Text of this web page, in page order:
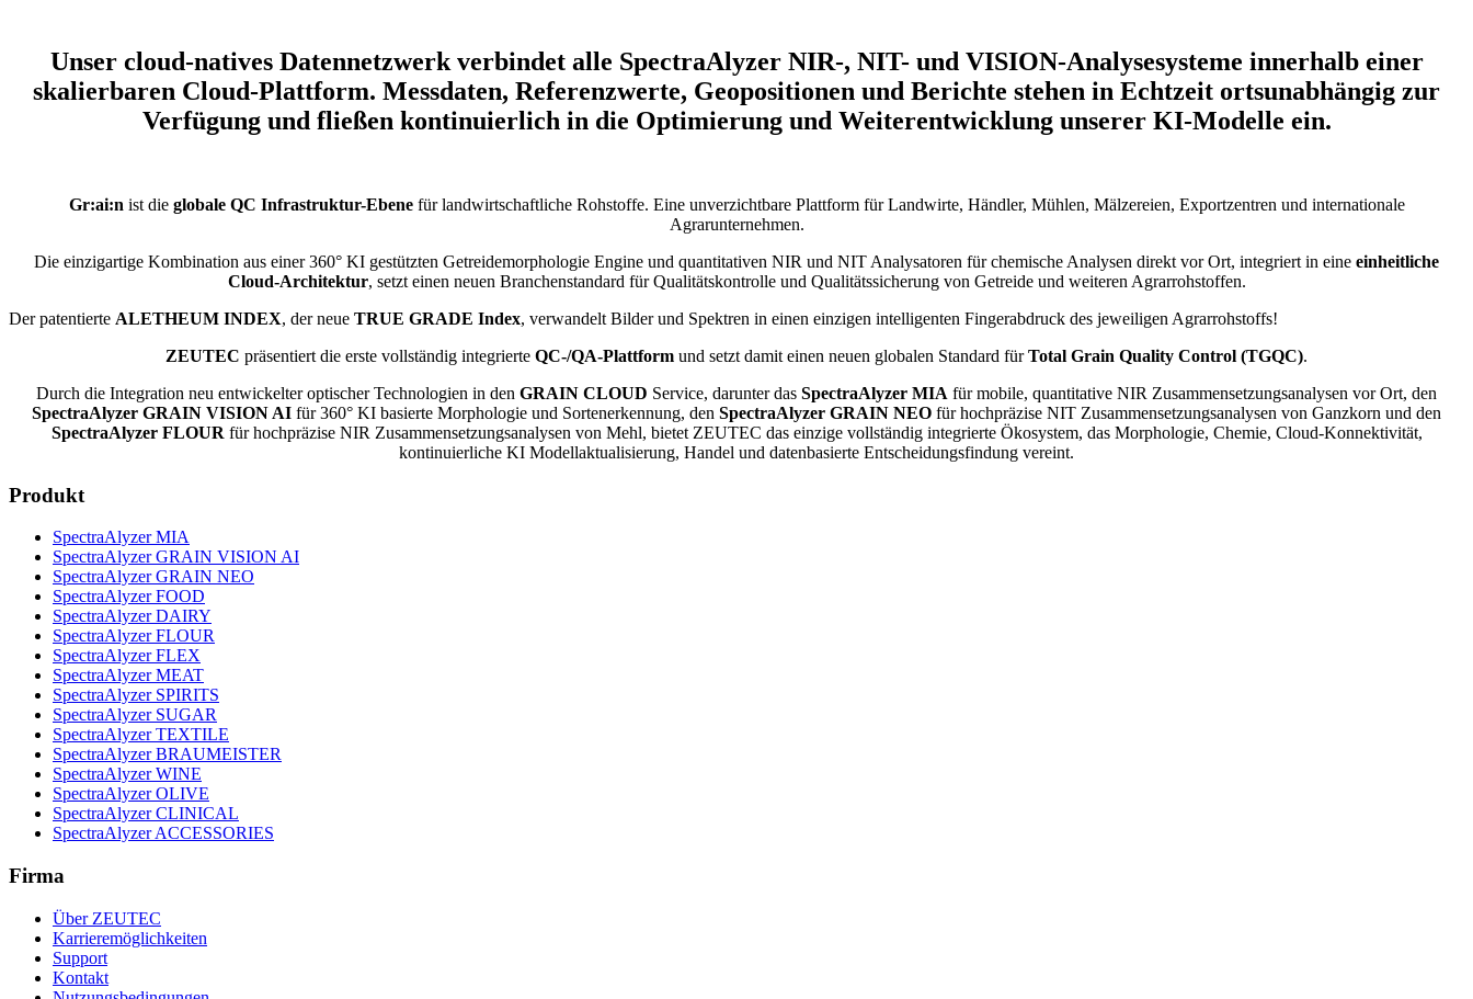
Unser cloud-natives Datennetzwerk verbindet alle SpectraAlyzer NIR-, NIT- und VISION-Analysesysteme innerhalb einer
skalierbaren Cloud-Plattform. Messdaten, Referenzwerte, Geopositionen und Berichte stehen in Echtzeit ortsunabhängig zur
Verfügung und fließen kontinuierlich in die Optimierung und Weiterentwicklung unserer KI-Modelle ein.
Gr:ai:n ist die globale QC Infrastruktur-Ebenefür landwirtschaftliche Rohstoffe. Eine unverzichtbare Plattform für Landwirte, Händler, Mühlen, Mälzereien, Exportzentren und internationale
Agrarunternehmen.
Die einzigartige Kombination aus einer 360° KI gestützten Getreidemorphologie Engine und quantitativen NIR und NIT Analysatoren für chemische Analysen direkt vor Ort, integriert in eine einheitliche
Cloud-Architektur, setzt einen neuen Branchenstandard für Qualitätskontrolle und Qualitätssicherung von Getreide und weiteren Agrarrohstoffen.
Der patentierte ALETHEUM INDEX, der neue TRUE GRADE Index, verwandelt Bilder und Spektren in einen einzigen intelligenten Fingerabdruck des jeweiligen Agrarrohstoffs!
ZEUTEC präsentiert die erste vollständig integrierte QC-/QA-Plattform und setzt damit einen neuen globalen Standard fürTotal Grain Quality Control (TGQC).
Durch die Integration neu entwickelter optischer Technologien in den GRAIN CLOUD Service, darunter das SpectraAlyzer MIA für mobile, quantitative NIR Zusammensetzungsanalysen vor Ort, den
SpectraAlyzer GRAIN VISION AI für 360° KI basierte Morphologie und Sortenerkennung, den SpectraAlyzer GRAIN NEO für hochpräzise NIT Zusammensetzungsanalysen von Ganzkorn und den
SpectraAlyzer FLOUR für hochpräzise NIR Zusammensetzungsanalysen von Mehl, bietet ZEUTEC das einzige vollständig integrierte Ökosystem, das Morphologie, Chemie, Cloud-Konnektivität,
kontinuierliche KI Modellaktualisierung, Handel und datenbasierte Entscheidungsfindung vereint.
Produkt
SpectraAlyzer MIA
SpectraAlyzer GRAIN VISION AI
SpectraAlyzer GRAIN NEO
SpectraAlyzer FOOD
SpectraAlyzer DAIRY
SpectraAlyzer FLOUR
SpectraAlyzer FLEX
SpectraAlyzer MEAT
SpectraAlyzer SPIRITS
SpectraAlyzer SUGAR
SpectraAlyzer TEXTILE
SpectraAlyzer BRAUMEISTER
SpectraAlyzer WINE
SpectraAlyzer OLIVE
SpectraAlyzer CLINICAL
SpectraAlyzer ACCESSORIES
Firma
Über ZEUTEC
Karrieremöglichkeiten
Support
Kontakt